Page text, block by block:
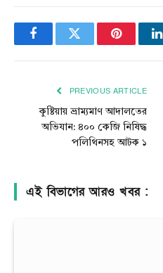
FacebookTwitter Pinterest
PREVIOUS ARTICLE
কুষ্টিয়ায় ভ্রাম্যমাণ আদালতের
অভিযান: ৪০০ কেজি নিষিদ্ধ
পলিথিনসহ আটক ১
এই বিভাগের আরও খবর :